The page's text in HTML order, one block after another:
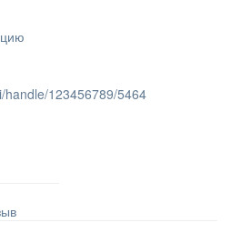
handle/123456789/5464